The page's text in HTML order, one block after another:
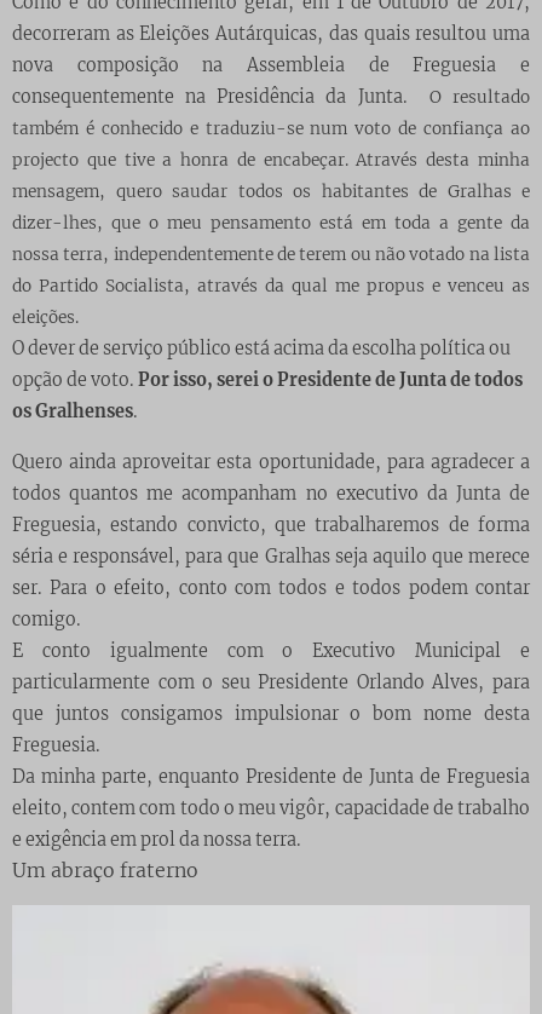
decorreram as Eleições Autárquicas, das quais resultou uma
nova composição na Assembleia de Freguesia e
consequentemente na Presidência da Junta. O resultado
também é conhecido e traduziu-se num voto de confiança ao
projecto que tive a honra de encabeçar. Através desta minha
mensagem, quero saudar todos os habitantes de Gralhas e
dizer-lhes, que o meu pensamento está em toda a gente da
nossa terra, independentemente de terem ou não votado na lista
do Partido Socialista, através da qual me propus e venceu as
eleições.
O dever de serviço público está acima da escolha política ou
opção de voto. Por isso, serei o Presidente de Junta de todos
os Gralhenses.
Quero ainda aproveitar esta oportunidade, para agradecer a
todos quantos me acompanham no executivo da Junta de
Freguesia, estando convicto, que trabalharemos de forma
séria e responsável, para que Gralhas seja aquilo que merece
ser. Para o efeito, conto com todos e todos podem contar
comigo.
E conto igualmente com o Executivo Municipal e
particularmente com o seu Presidente Orlando Alves, para
que juntos consigamos impulsionar o bom nome desta
Freguesia.
Da minha parte, enquanto Presidente de Junta de Freguesia
eleito, contem com todo o meu vigôr, capacidade de trabalho
e exigência em prol da nossa terra.
Um abraço fraterno